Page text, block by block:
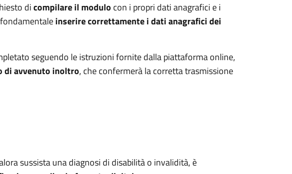
dicompilare il modulo con i propri dati anagrafici e i
inserire correttamente i dati anagrafici dei
seguendo le istruzioni fornite dalla piattaforma online,
di avvenuto inoltro, che confermerà la corretta trasmissione
sussista una diagnosi di disabilità o invalidità, è